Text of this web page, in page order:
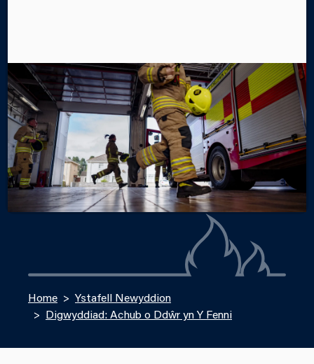
Categorïau
NEWYDDION Y GWASANAETH
DIGWYDDIADAU
Home
Ystafell Newyddion
Digwyddiad: Achub o Ddŵr yn Y Fenni